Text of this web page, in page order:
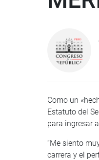
Como un
Estatuto del
para ingresar
“Me siento
carrera y el